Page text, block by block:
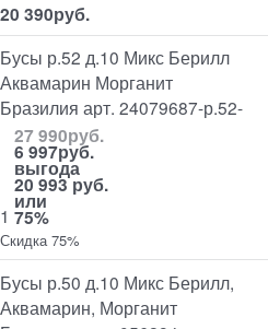
20 390руб.
Бусы р.52 д.10 Микс Берилл
Аквамарин Морганит
Бразилия арт. 24079687-р.52-
1
27 990руб.
6 997руб.
выгода
20 993 руб.
или
75%
Скидка 75%
Бусы р.50 д.10 Микс Берилл,
Аквамарин, Морганит